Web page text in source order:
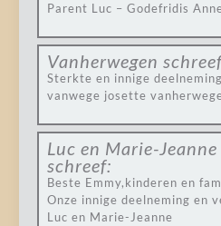
Parent Luc – Godefridis
Vanherwegen
Sterkte en innige
vanwege josette
Luc en Marie-
schreef:
Beste Emmy,kinderen en
Onze innige deelneming en
Luc en Marie-Jeanne